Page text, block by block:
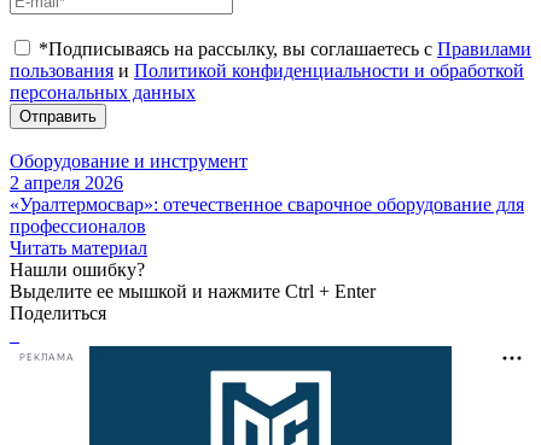
*Подписываясь на рассылку, вы соглашаетесь с Правилами
пользования и Политикой конфиденциальности и обработкой
персональных данных
Отправить
Оборудование и инструмент
2 апреля 2026
«Уралтермосвар»: отечественное сварочное оборудование для
профессионалов
Читать материал
Нашли ошибку?
Выделите ее мышкой и нажмите Ctrl + Enter
Поделиться
РЕКЛАМА